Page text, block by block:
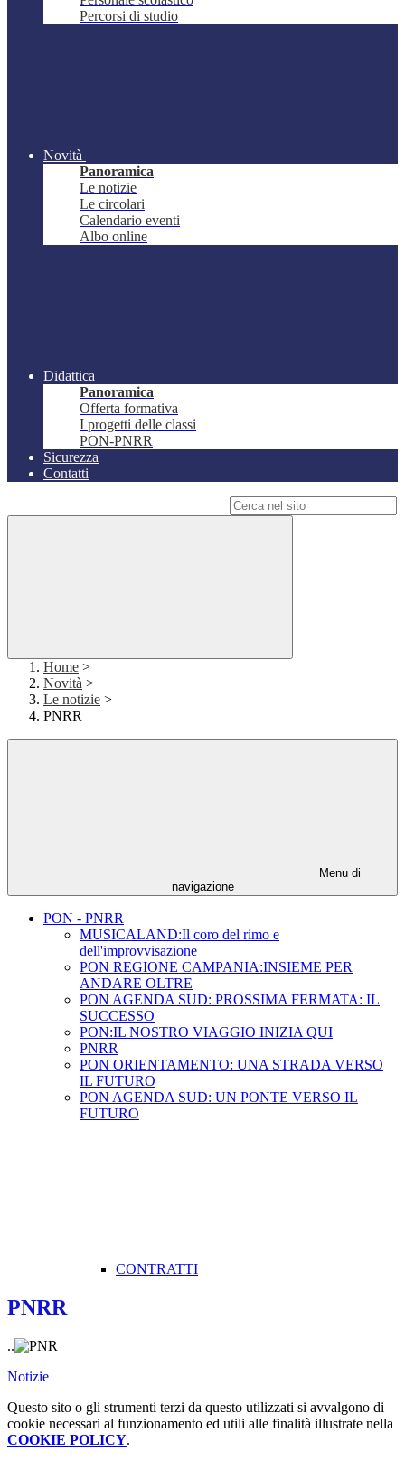
Percorsi di studio
Novità
Panoramica
Le notizie
Le circolari
Calendario eventi
Albo online
Didattica
Panoramica
Offerta formativa
I progetti delle classi
PON-PNRR
Sicurezza
Contatti
Home >
Novità >
Le notizie >
PNRR
Menu di
navigazione
PON - PNRR
MUSICALAND:Il coro del rimo e
dell'improvvisazione
PON REGIONE CAMPANIA:INSIEME PER
ANDARE OLTRE
PON AGENDA SUD: PROSSIMA FERMATA: IL
SUCCESSO
PON:IL NOSTRO VIAGGIO INIZIA QUI
PNRR
PON ORIENTAMENTO: UNA STRADA VERSO
IL FUTURO
PON AGENDA SUD: UN PONTE VERSO IL
FUTURO
CONTRATTI
PNRR
..
Notizie
Questo sito o gli strumenti terzi da questo utilizzati si avvalgono di
cookie necessari al funzionamento ed utili alle finalità illustrate nella
COOKIE POLICY.